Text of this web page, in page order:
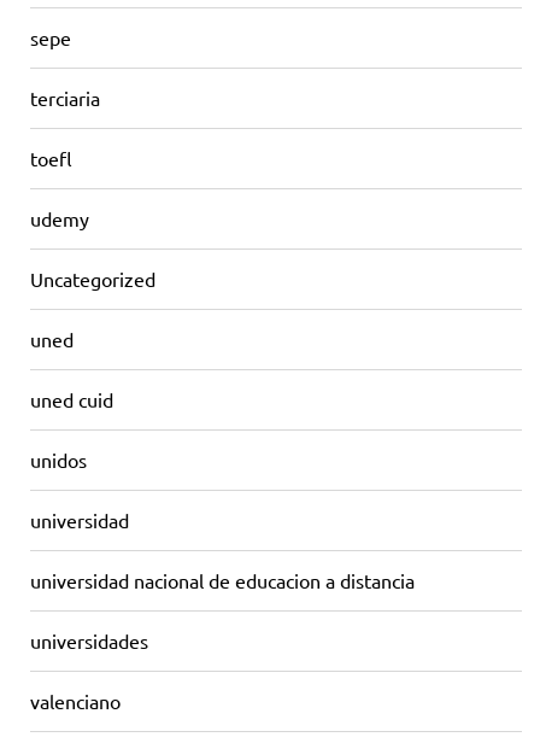
sepe
terciaria
toefl
udemy
Uncategorized
uned
uned cuid
unidos
universidad
universidad nacional de educacion a distancia
universidades
valenciano